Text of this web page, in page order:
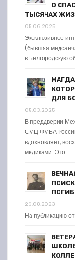
О
ТЫСЯЧАХ
05.06.2025
Эксклюзивное
(бывшая
в Белгородскую
ДЛЯ
05.03.2025
В преддверии
СМЦ ФМБА России
вдохновляет,
медиками. Это …
26.08.2023
На публикацию